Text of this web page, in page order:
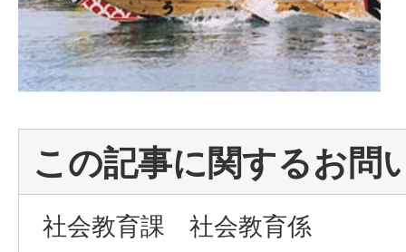
この記事に関するお問
社会教育課 社会教育係